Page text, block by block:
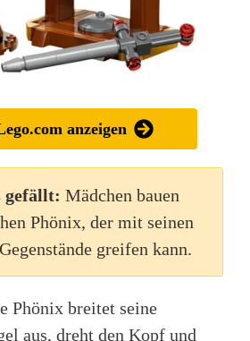
anzeigen
gefällt: Mädchen bauen
Phönix, der mit seinen
greifen kann.
Phönix breitet seine
aus, dreht den Kopf und